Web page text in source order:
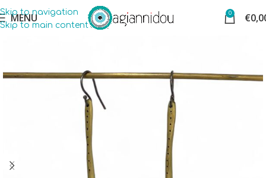
Skip to navigation
Skip to main content
MENU 0 €